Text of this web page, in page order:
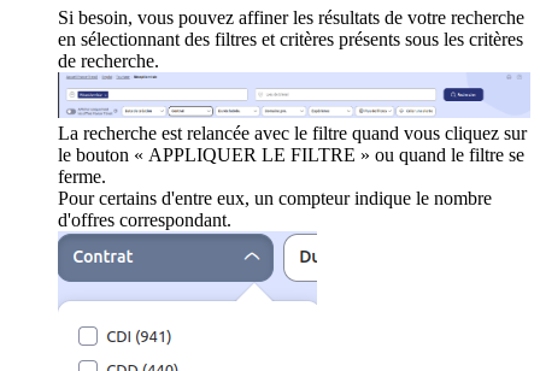
Si besoin, vous pouvez affiner les résultats de votre recherche
en sélectionnant des filtres et critères présents sous les critères
de recherche.
La recherche est relancée avec le filtre quand vous cliquez sur
le bouton « APPLIQUER LE FILTRE » ou quand le filtre se
ferme.
Pour certains d'entre eux, un compteur indique le nombre
d'offres correspondant.